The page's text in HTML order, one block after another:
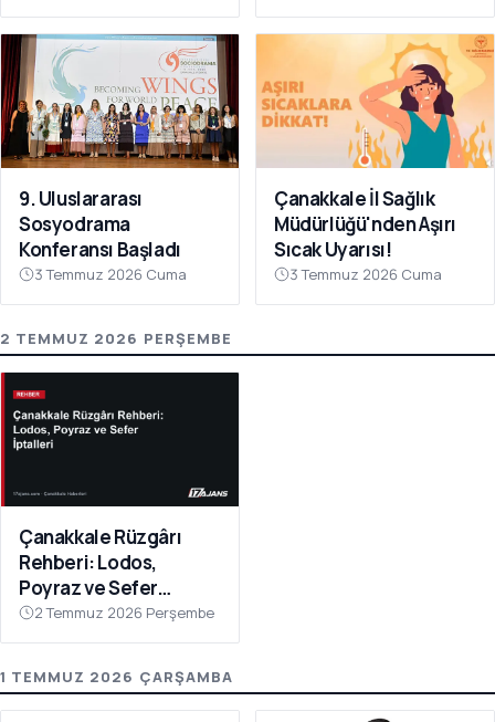
9. Uluslararası
Sosyodrama
Konferansı Başladı
3 Temmuz 2026 Cuma
Çanakkale İl Sağlık
Müdürlüğü'nden Aşırı
Sıcak Uyarısı!
3 Temmuz 2026 Cuma
2 TEMMUZ 2026 PERŞEMBE
Çanakkale Rüzgârı
Rehberi: Lodos,
Poyraz ve Sefer
İptalleri
2 Temmuz 2026 Perşembe
1 TEMMUZ 2026 ÇARŞAMBA